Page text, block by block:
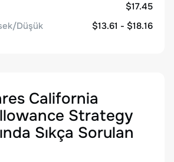
$17.45
Düşük
$13.61 - $18.16
California
Strategy
Sıkça Sorulan